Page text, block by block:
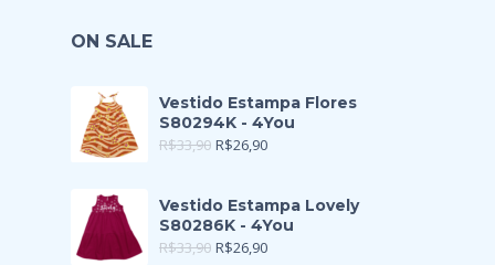
ON SALE
Vestido Estampa Flores
S80294K - 4You
R$33,90 R$26,90
Vestido Estampa Lovely
S80286K - 4You
R$33,90 R$26,90